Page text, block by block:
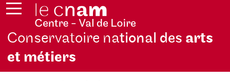
Conservatoire national des arts
et métiers